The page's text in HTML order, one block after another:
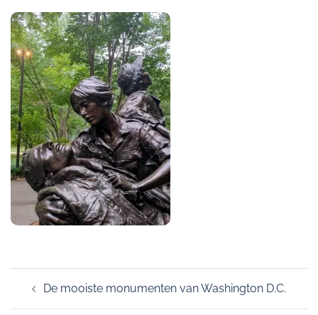
Post
navigation
De mooiste monumenten van Washington D.C.